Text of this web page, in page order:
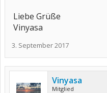
Liebe Grüße
Vinyasa
3. September 2017
Vinyasa
Mitglied